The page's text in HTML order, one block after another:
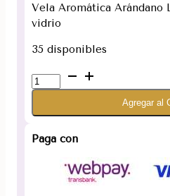
Vela Aromática Arándano
vidrio
35 disponibles
Vela
Aromática
120
Agregar al
Paga con